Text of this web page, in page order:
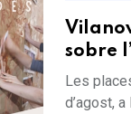
sobre
Les
d’agost,